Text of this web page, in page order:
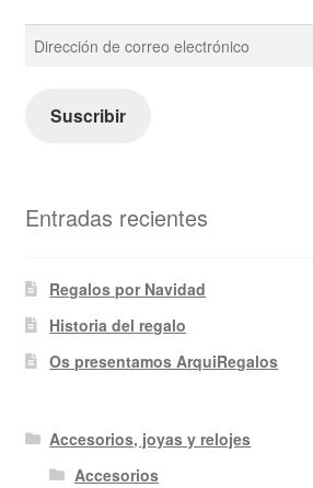
de
electrónico
Suscribir
Entradas recientes
Regalos por Navidad
Historia del regalo
Os presentamos ArquiRegalos
Accesorios, joyas y relojes
Accesorios